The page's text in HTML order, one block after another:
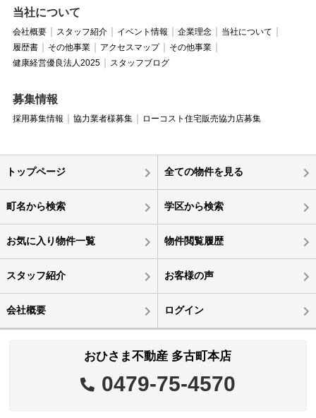
当社について
会社概要 スタッフ紹介 イベント情報 企業理念
当社について
履歴書
その他事業 アクセスマップ
その他事業
健康経営優良法人2025
スタッフブログ
募集情報
採用募集情報 協力業者様募集 ローコスト住宅販売協力店募集
トップページ 全ての物件を見る
町名から検索 学区から検索
お気に入り物件一覧 物件閲覧履歴
スタッフ紹介 お客様の声
会社概要 ログイン
おひさま不動産 多古町本店
0479-75-4570